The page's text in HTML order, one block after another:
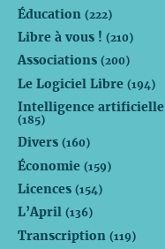
Éducation (222)
Libre à vous ! (210)
Associations (200)
Le Logiciel Libre (194)
Intelligence artificielle
(185)
Divers (160)
Économie (159)
Licences (154)
L’April (136)
Transcription (119)